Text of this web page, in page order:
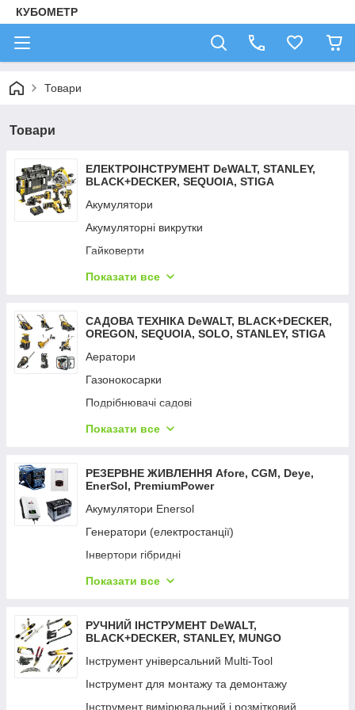
КУБОМЕТР
Товари
Товари
ЕЛЕКТРОІНСТРУМЕНТ DeWALT, STANLEY,
BLACK+DECKER, SEQUOIA, STIGA
Акумулятори
Акумуляторні викрутки
Гайковерти
Дрилі — шурупокрути
Детектори тепла
Зарядні пристрої
Вимірювальні інструменти
Фарбопульти
Відбійні молотки
Мультифункційний інструмент
Перфоратори
Пили
Пістолети цвяхозабивні та скобозабивні
Пістолети гарячого повітря
Пістолети клейові
Підіймач вакуумний
Пилососи
Радіоприймачі промислові
Показати все
САДОВА ТЕХНІКА DeWALT, BLACK+DECKER,
OREGON, SEQUOIA, SOLO, STANLEY, STIGA
Аератори
Газонокосарки
Подрібнювачі садові
Кущорізи та ножиці
Мийки високого тиску
Мотопомпи
Насоси поверхневі
Насоси заглибні
Опрыскиватели
Обладнання для поливання UNIFLEX
Підмітальні машини
Пилососи садові
Райдери
Розкидачі добрив
Показати все
РЕЗЕРВНЕ ЖИВЛЕННЯ Aforе, CGM, Deye,
EnerSol, PremiumPower
Акумулятори Enersol
Генератори (електростанції)
Інвертори гібридні
Портативний зарядний пристрій
Сетевые удлинители
Показати все
РУЧНИЙ ІНСТРУМЕНТ DeWALT,
BLACK+DECKER, STANLEY, MUNGO
Інструмент універсальний Multi-Tool
Інструмент для монтажу та демонтажу
Інструмент вимірювальний і розмітковий